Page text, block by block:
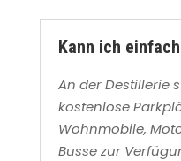
Kann ich
An der Destillerie
kostenlose
Wohnmobile,
Busse zur